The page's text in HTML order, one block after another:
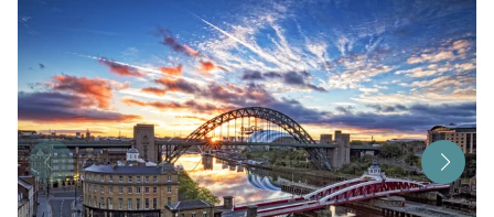
Mehrtagesreisen
Tagesreisen
Bus anmieten
Service
Kontakt